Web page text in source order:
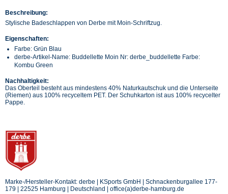
Beschreibung:
Stylische Badeschlappen von Derbe mit Moin-Schriftzug.
Eigenschaften:
Farbe: Grün Blau
derbe-Artikel-Name: Buddellette Moin Nr: derbe_buddellette Farbe:
Kombu Green
Nachhaltigkeit:
Das Oberteil besteht aus mindestens 40% Naturkautschuk und die Unterseite
(Riemen) aus 100% recyceltem PET. Der Schuhkarton ist aus 100% recycelter
Pappe.
Marke-/Hersteller-Kontakt: derbe | KSports GmbH | Schnackenburgallee 177-
179 | 22525 Hamburg | Deutschland | office(a)derbe-hamburg.de